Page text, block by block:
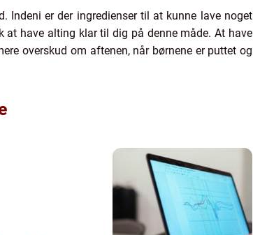
Indeni er der ingredienser til at kunne lave noget
have alting klar til dig på denne måde. At have
overskud om aftenen, når børnene er puttet og